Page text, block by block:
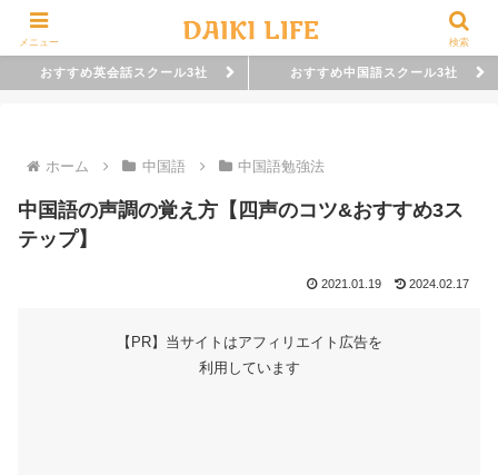
おすすめ英会話スクール3社 おすすめ中国語スクール3社
ホーム 中国語 中国語勉強法
中国語の声調の覚え方【四声のコツ&おすすめ3ス
テップ】
2021.01.19 2024.02.17
【PR】当サイトはアフィリエイト広告を
利用しています
メニュー 検索